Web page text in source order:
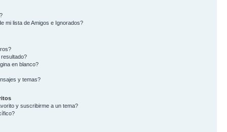
mi lista de Amigos e Ignorados?
en blanco?
y temas?
y suscribirme a un tema?